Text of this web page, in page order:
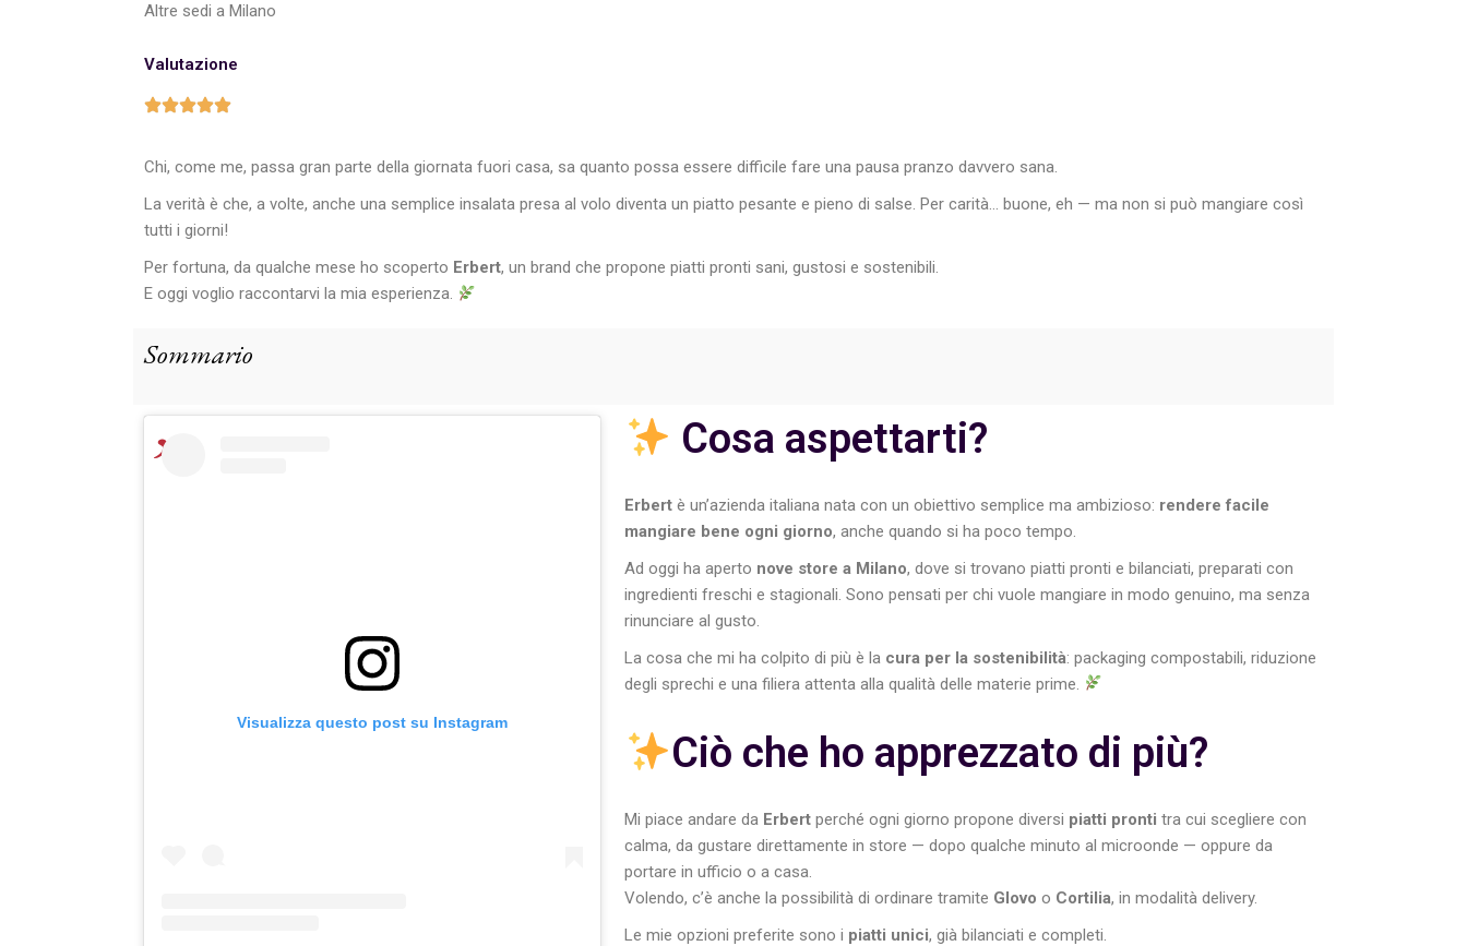
Altre sedi a Milano
Valutazione
Chi, come me, passa gran parte della giornata fuori casa, sa quanto possa essere difficile fare una pausa pranzo davvero sana.
La verità è che, a volte, anche una semplice insalata presa al volo diventa un piatto pesante e pieno di salse. Per carità… buone, eh — ma non si può mangiare così
tutti i giorni!
Per fortuna, da qualche mese ho scoperto Erbert, un brand che propone piatti pronti sani, gustosi e sostenibili.
E oggi voglio raccontarvi la mia esperienza.
Sommario
Visualizza questo post su Instagram
Cosa aspettarti?
Erbert è un’azienda italiana nata con un obiettivo semplice ma ambizioso: rendere facile
mangiare bene ogni giorno, anche quando si ha poco tempo.
Ad oggi ha aperto nove store a Milano, dove si trovano piatti pronti e bilanciati, preparati con
ingredienti freschi e stagionali. Sono pensati per chi vuole mangiare in modo genuino, ma senza
rinunciare al gusto.
La cosa che mi ha colpito di più è la cura per la sostenibilità: packaging compostabili, riduzione
degli sprechi e una filiera attenta alla qualità delle materie prime.
Ciò che ho apprezzato di più?
Mi piace andare da Erbert perché ogni giorno propone diversi piatti pronti tra cui scegliere con
calma, da gustare direttamente in store — dopo qualche minuto al microonde — oppure da
portare in ufficio o a casa.
Volendo, c’è anche la possibilità di ordinare tramite Glovo o Cortilia, in modalità delivery.
Le mie opzioni preferite sono i piatti unici, già bilanciati e completi.